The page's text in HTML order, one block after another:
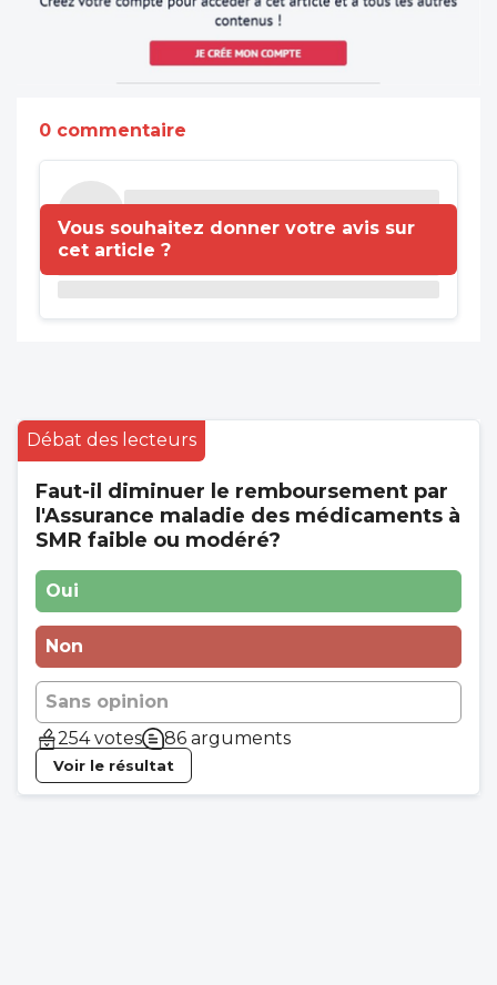
0 commentaire
Vous souhaitez donner votre avis sur
cet article ?
Débat des lecteurs
Faut-il diminuer le remboursement par
l'Assurance maladie des médicaments à
SMR faible ou modéré?
Oui
Non
Sans opinion
254 votes
86 arguments
Voir le résultat